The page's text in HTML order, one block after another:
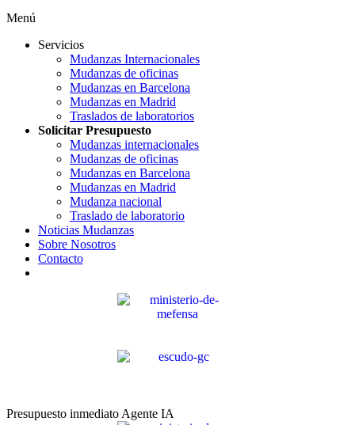
Menú
Servicios
Mudanzas Internacionales
Mudanzas de oficinas
Mudanzas en Barcelona
Mudanzas en Madrid
Traslados de laboratorios
Solicitar Presupuesto
Mudanzas internacionales
Mudanzas de oficinas
Mudanzas en Barcelona
Mudanzas en Madrid
Mudanza nacional
Traslado de laboratorio
Noticias Mudanzas
Sobre Nosotros
Contacto
Presupuesto inmediato Agente IA